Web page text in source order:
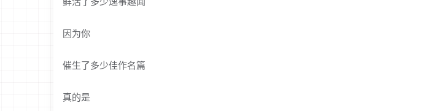
因为你
催生了多少佳作名篇
真的是